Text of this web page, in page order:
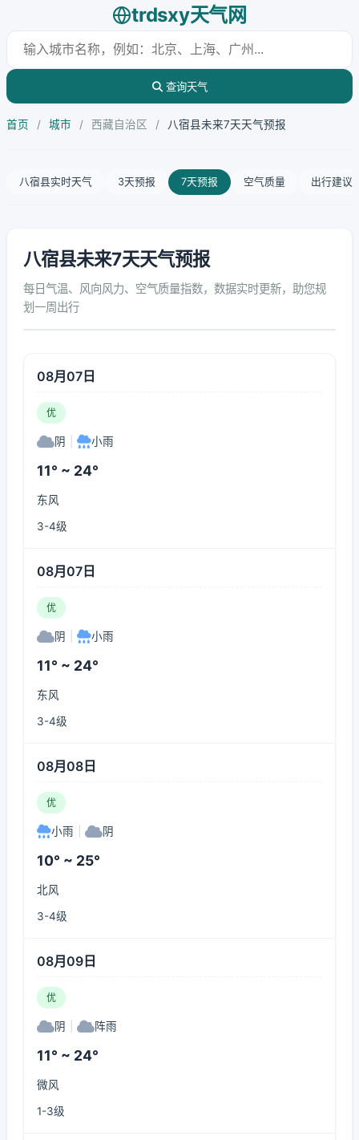
trdsxy天气网
查询天气
首页 / 城市 / 西藏自治区 / 八宿县未来7天天气预报
八宿县实时天气 3天预报 7天预报 空气质量 出行建议
八宿县未来7天天气预报
每日气温、风向风力、空气质量指数，数据实时更新，助您规
划一周出行
08月07日
优
阴 小雨
11° ~ 24°
东风
3-4级
08月07日
优
阴 小雨
11° ~ 24°
东风
3-4级
08月08日
优
小雨 阴
10° ~ 25°
北风
3-4级
08月09日
优
阴 阵雨
11° ~ 24°
微风
1-3级